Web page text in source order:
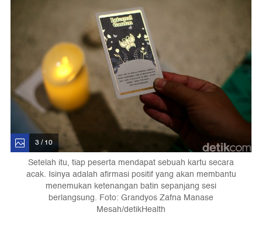
3 / 10
Setelah itu, tiap peserta mendapat sebuah kartu secara
acak. Isinya adalah afirmasi positif yang akan membantu
menemukan ketenangan batin sepanjang sesi
berlangsung. Foto: Grandyos Zafna Manase
Mesah/detikHealth